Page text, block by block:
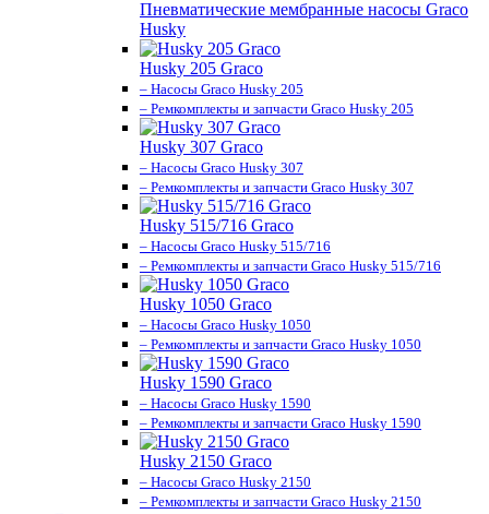
Пневматические мембранные насосы Graco
Husky
Husky 205 Graco
– Насосы Graco Husky 205
– Ремкомплекты и запчасти Graco Husky 205
Husky 307 Graco
– Насосы Graco Husky 307
– Ремкомплекты и запчасти Graco Husky 307
Husky 515/716 Graco
– Насосы Graco Husky 515/716
– Ремкомплекты и запчасти Graco Husky 515/716
Husky 1050 Graco
– Насосы Graco Husky 1050
– Ремкомплекты и запчасти Graco Husky 1050
Husky 1590 Graco
– Насосы Graco Husky 1590
– Ремкомплекты и запчасти Graco Husky 1590
Husky 2150 Graco
– Насосы Graco Husky 2150
– Ремкомплекты и запчасти Graco Husky 2150